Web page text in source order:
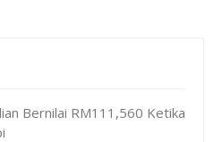
Bernilai RM111,560 Ketika